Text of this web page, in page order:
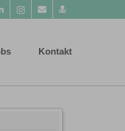
Auf
LinkedIn
Instagram-
Seite
Per
Mail
vCard
speichern
Kontakt